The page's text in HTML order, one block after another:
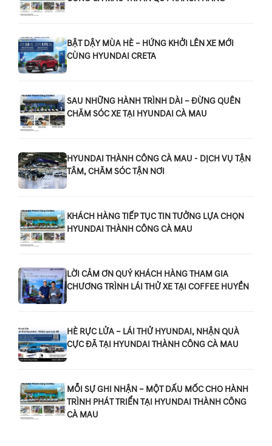
BẬT DẬY MÙA HÈ – HỨNG KHỞI LÊN XE MỚI
CÙNG HYUNDAI CRETA
SAU NHỮNG HÀNH TRÌNH DÀI – ĐỪNG QUÊN
CHĂM SÓC XE TẠI HYUNDAI CÀ MAU
HYUNDAI THÀNH CÔNG CÀ MAU - DỊCH VỤ TẬN
TÂM, CHĂM SÓC TẬN NƠI
KHÁCH HÀNG TIẾP TỤC TIN TƯỞNG LỰA CHỌN
HYUNDAI THÀNH CÔNG CÀ MAU
LỜI CẢM ƠN QUÝ KHÁCH HÀNG THAM GIA
CHƯƠNG TRÌNH LÁI THỬ XE TẠI COFFEE HUYỀN
HÈ RỰC LỬA – LÁI THỬ HYUNDAI, NHẬN QUÀ
CỰC ĐÃ TẠI HYUNDAI THÀNH CÔNG CÀ MAU
MỖI SỰ GHI NHẬN – MỘT DẤU MỐC CHO HÀNH
TRÌNH PHÁT TRIỂN TẠI HYUNDAI THÀNH CÔNG
CÀ MAU